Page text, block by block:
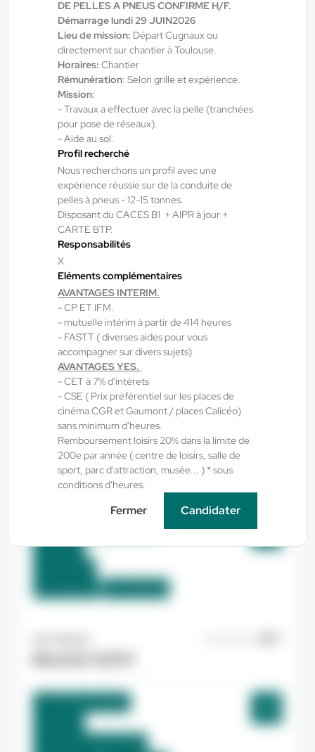
DE PELLES A PNEUS CONFIRME H/F.
Démarrage lundi 29 JUIN2026
Lieu de mission: Départ Cugnaux ou
directement sur chantier à Toulouse.
Horaires:Chantier
Rémunération: Selon grille et expérience.
Mission:
- Travaux a effectuer avec la pelle (tranchées
pour pose de réseaux).
- Aide au sol.
Profil recherché
Nous recherchons un profil avec une
expérience réussie sur de la conduite de
pelles à pneus - 12-15 tonnes.
Disposant du CACES B1 + AIPR à jour +
CARTE BTP.
Responsabilités
X
Eléments complémentaires
AVANTAGES INTERIM.
- CP ET IFM.
- mutuelle intérim à partir de 414 heures
- FASTT ( diverses aides pour vous
accompagner sur divers sujets)
AVANTAGES YES.
- CET à 7% d'intérets
- CSE ( Prix préférentiel sur les places de
cinéma CGR et Gaumont / places Calicéo)
sans minimum d'heures.
Remboursement loisirs 20% dans la limite de
200e par année ( centre de loisirs, salle de
sport, parc d'attraction, musée... ) * sous
conditions d'heures.
Fermer Candidater
12,31 €/h
30/11/26
Yes ! Comminges
Chaudronnier soudeur H/F/X
Martres-Tolosane , France
Interim
12,31 €/h - 14,00 €/h
17/08/26 Au:30/09/26
Yes ! Pamiers
Chef de projet / Ingénieur béton
H/F/X
Pamiers , France
CDI
2.400,00 €/mois - 2.800,00 €/mois
Début le:10/08/26
Yes ! Industrie 06/08/2026
Chauffeur spl H/F/X
Interim
12,43 €/h
Du:08/08/26
Pamiers , France
12,31 €/h - 15,00 €/h